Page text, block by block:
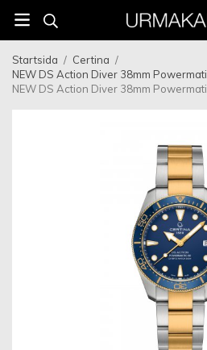
Startsida / Certina /
NEW DS Action Diver 38mm
NEW DS Action Diver 38mm